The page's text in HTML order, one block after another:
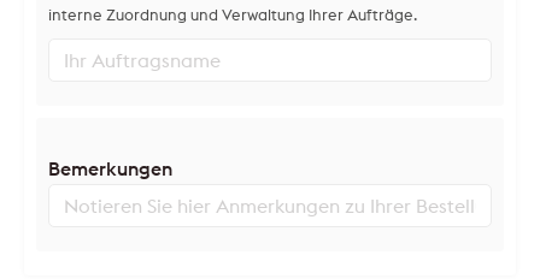
interne Zuordnung und Verwaltung Ihrer Aufträge.
Bemerkungen